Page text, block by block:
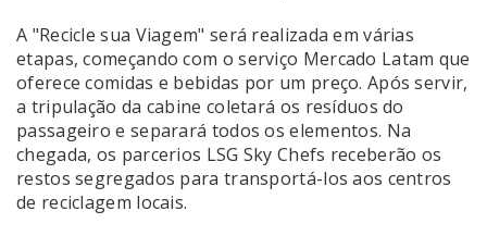
A "Recicle sua Viagem" será realizada em várias
etapas, começando com o serviço Mercado Latam que
oferece comidas e bebidas por um preço. Após servir,
a tripulação da cabine coletará os resíduos do
passageiro e separará todos os elementos. Na
chegada, os parcerios LSG Sky Chefs receberão os
restos segregados para transportá-los aos centros
de reciclagem locais.